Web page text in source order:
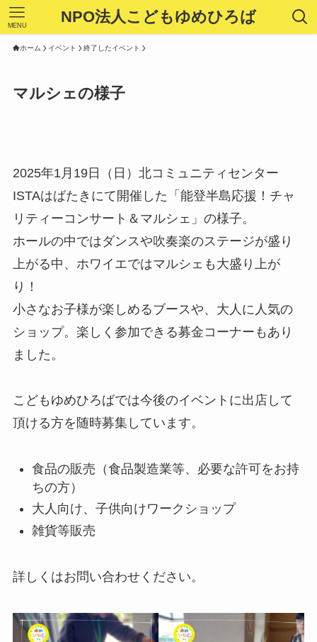
NPO法人こどもゆめひろば
MENU
ホーム イベント 終了したイベント
マルシェの様子
2025年1月19日（日）北コミュニティセンター
ISTAはばたきにて開催した「能登半島応援！チャ
リティーコンサート＆マルシェ」の様子。
ホールの中ではダンスや吹奏楽のステージが盛り
上がる中、ホワイエではマルシェも大盛り上が
り！
小さなお子様が楽しめるブースや、大人に人気の
ショップ。楽しく参加できる募金コーナーもあり
ました。
こどもゆめひろばでは今後のイベントに出店して
頂ける方を随時募集しています。
食品の販売（食品製造業等、必要な許可をお持
ちの方）
大人向け、子供向けワークショップ
雑貨等販売
詳しくはお問い合わせください。